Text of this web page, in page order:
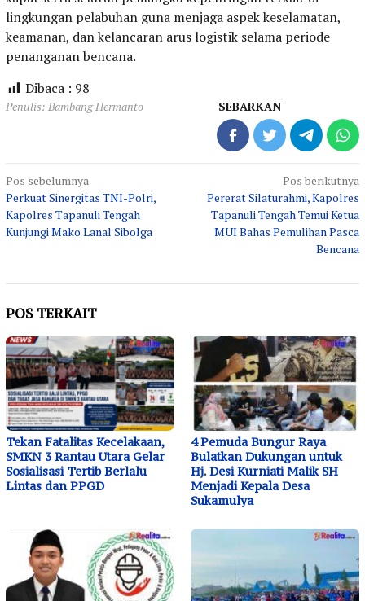
lingkungan pelabuhan guna menjaga aspek keselamatan,
keamanan, dan kelancaran arus logistik selama periode
penanganan bencana.
Dibaca : 98
Penulis: Bambang Hermanto SEBARKAN
Navigasi
pos
Pos sebelumnya
Perkuat Sinergitas TNI-Polri,
Kapolres Tapanuli Tengah
Kunjungi Mako Lanal Sibolga
Pos berikutnya
Pererat Silaturahmi, Kapolres
Tapanuli Tengah Temui Ketua
MUI Bahas Pemulihan Pasca
Bencana
POS TERKAIT
Tekan Fatalitas Kecelakaan,
SMKN 3 Rantau Utara Gelar
Sosialisasi Tertib Berlalu
Lintas dan PPGD
4 Pemuda Bungur Raya
Bulatkan Dukungan untuk
Hj. Desi Kurniati Malik SH
Menjadi Kepala Desa
Sukamulya